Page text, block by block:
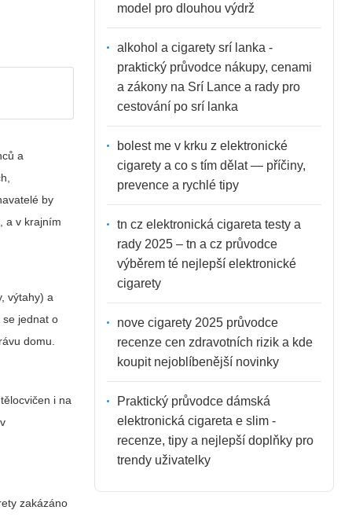
a
by
a v krajním
výtahy) a
se jednat o
domu.
i na
zakázáno
model pro dlouhou výdrž
alkohol a cigarety srí lanka -
praktický průvodce nákupy, cenami
a zákony na Srí Lance a rady pro
cestování po srí lanka
bolest me v krku z elektronické
cigarety a co s tím dělat — příčiny,
prevence a rychlé tipy
tn cz elektronická cigareta testy a
rady 2025 – tn a cz průvodce
výběrem té nejlepší elektronické
cigarety
nove cigarety 2025 průvodce
recenze cen zdravotních rizik a kde
koupit nejoblíbenější novinky
Praktický průvodce dámská
elektronická cigareta e slim -
recenze, tipy a nejlepší doplňky pro
trendy uživatelky